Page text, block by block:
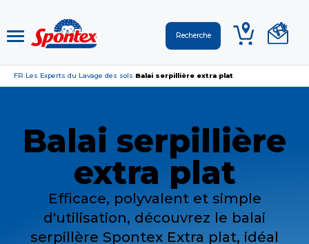
FR›Les Experts du Lavage des sols›Balai serpillière extra plat
Balai serpillière
extra plat
Efficace, polyvalent et simple
d'utilisation, découvrez le balai
serpillère Spontex Extra plat, idéal